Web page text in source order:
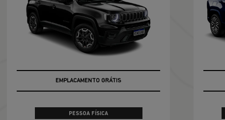
EMPLACAMENTO GRÁTIS
PESSOA FÍSICA